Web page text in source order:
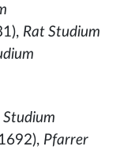
Rat Studium
Studium
Pfarrer